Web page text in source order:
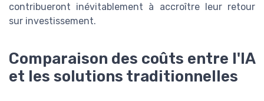
contribueront inévitablement à accroître leur retour
sur investissement.
Comparaison des coûts entre l'IA
et les solutions traditionnelles